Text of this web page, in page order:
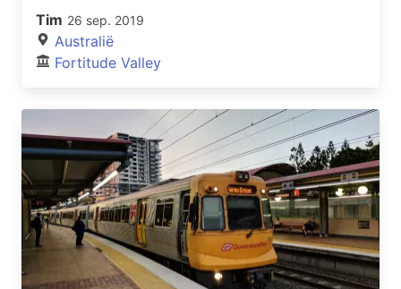
Tim 26 sep. 2019
Australië
Fortitude Valley